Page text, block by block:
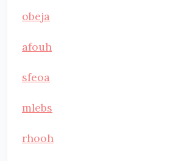
obeja
afouh
sfeoa
mlebs
rhooh